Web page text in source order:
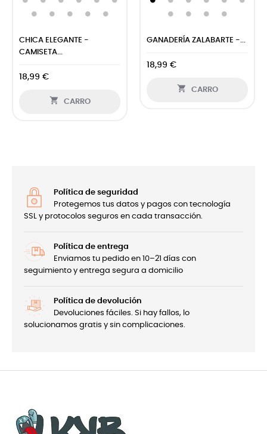
CHICA ELEGANTE -
CAMISETA...
18,99 €
 CARRO
GANADERÍA ZALABARTE -...
18,99 €
 CARRO
Política de seguridad
Protegemos tus datos y pagos con tecnología
SSL y protocolos seguros en cada transacción.
Política de entrega
Enviamos tu pedido en 10–21 días con
seguimiento y entrega segura a domicilio
Política de devolución
Devoluciones fáciles. Si hay fallos, lo
solucionamos gratis y sin complicaciones.